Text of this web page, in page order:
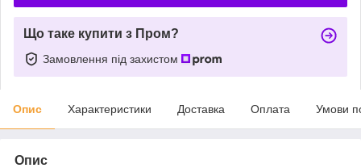
Що таке купити з Пром?
Замовлення під захистом
Опис Характеристики Доставка Оплата Умови
Опис